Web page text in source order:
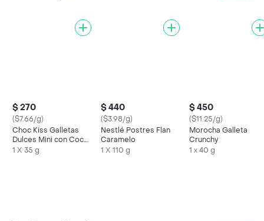
$ 270
($7.66/g)
Choc Kiss Galletas
Dulces Mini con Coco
y Chips de Chocolate
1 X 35 g
$ 440
($3.98/g)
Nestlé Postres Flan
Caramelo
1 X 110 g
$ 450
($11.25/g)
Morocha Galleta
Crunchy
1 x 40 g